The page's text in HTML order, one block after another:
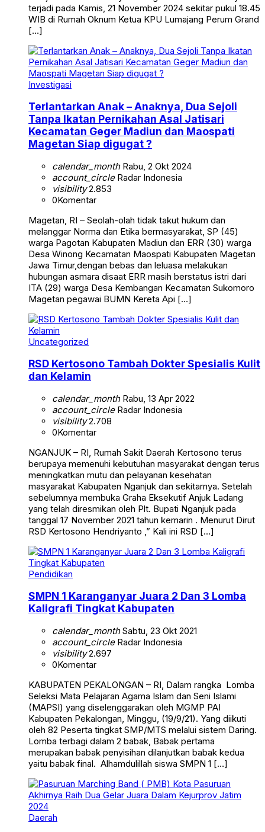
terjadi pada Kamis, 21 November 2024 sekitar pukul 18.45
WIB di Rumah Oknum Ketua KPU Lumajang Perum Grand
[…]
Investigasi
Terlantarkan Anak – Anaknya, Dua Sejoli
Tanpa Ikatan Pernikahan Asal Jatisari
Kecamatan Geger Madiun dan Maospati
Magetan Siap digugat ?
calendar_monthRabu, 2 Okt 2024
account_circleRadar Indonesia
visibility2.853
0Komentar
Magetan, RI – Seolah-olah tidak takut hukum dan
melanggar Norma dan Etika bermasyarakat, SP (45)
warga Pagotan Kabupaten Madiun dan ERR (30) warga
Desa Winong Kecamatan Maospati Kabupaten Magetan
Jawa Timur,dengan bebas dan leluasa melakukan
hubungan asmara disaat ERR masih berstatus istri dari
ITA (29) warga Desa Kembangan Kecamatan Sukomoro
Magetan pegawai BUMN Kereta Api […]
Uncategorized
RSD Kertosono Tambah Dokter Spesialis Kulit
dan Kelamin
calendar_monthRabu, 13 Apr 2022
account_circleRadar Indonesia
visibility2.708
0Komentar
NGANJUK – RI, Rumah Sakit Daerah Kertosono terus
berupaya memenuhi kebutuhan masyarakat dengan terus
meningkatkan mutu dan pelayanan kesehatan
masyarakat Kabupaten Nganjuk dan sekitarnya. Setelah
sebelumnya membuka Graha Eksekutif Anjuk Ladang
yang telah diresmikan oleh Plt. Bupati Nganjuk pada
tanggal 17 November 2021 tahun kemarin . Menurut Dirut
RSD Kertosono Hendriyanto ,” Kali ini RSD […]
Pendidikan
SMPN 1 Karanganyar Juara 2 Dan 3 Lomba
Kaligrafi Tingkat Kabupaten
calendar_monthSabtu, 23 Okt 2021
account_circleRadar Indonesia
visibility2.697
0Komentar
KABUPATEN PEKALONGAN – RI, Dalam rangka Lomba
Seleksi Mata Pelajaran Agama Islam dan Seni Islami
(MAPSI) yang diselenggarakan oleh MGMP PAI
Kabupaten Pekalongan, Minggu, (19/9/21). Yang diikuti
oleh 82 Peserta tingkat SMP/MTS melalui sistem Daring.
Lomba terbagi dalam 2 babak, Babak pertama
merupakan babak penyisihan dilanjutkan babak kedua
yaitu babak final. Alhamdulillah siswa SMPN 1 […]
Daerah